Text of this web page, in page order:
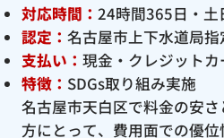
対応時間： 24時間365日・土
認定： 名古屋市上下水道局指
支払い： 現金・クレジット
特徴： SDGs取り組み実施
名古屋市天白区で料金の安
方にとって、費用面での優